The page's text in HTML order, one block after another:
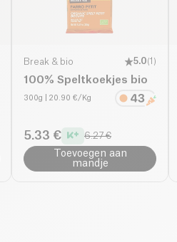
Break & bio 5.0(1 )
100% Speltkoekjes bio
300g | 20.90 €/Kg
5.33 € 6.27 €
Toevoegen aan
mandje